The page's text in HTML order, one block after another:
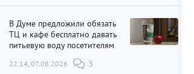
В Думе предложили обязать
ТЦ и кафе бесплатно давать
питьевую воду посетителям
22:14, 07.08.2026 3